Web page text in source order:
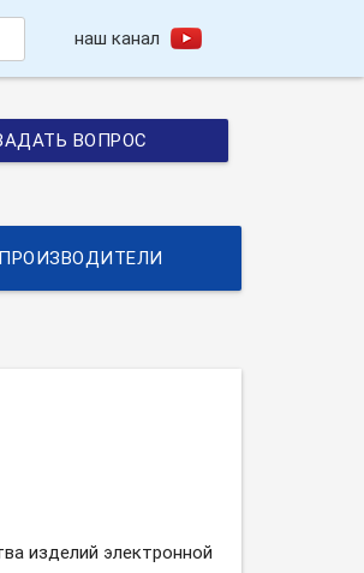
наш канал
ВОПРОС
ПРОИЗВОДИТЕЛИ
изделий электронной